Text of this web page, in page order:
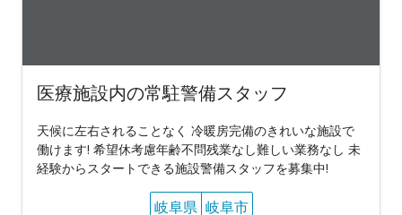
医療施設内の常駐警備スタッフ
天候に左右されることなく 冷暖房完備のきれいな施設で
働けます! 希望休考慮年齢不問残業なし難しい業務なし 未
経験からスタートできる施設警備スタッフを募集中!
岐阜県 岐阜市